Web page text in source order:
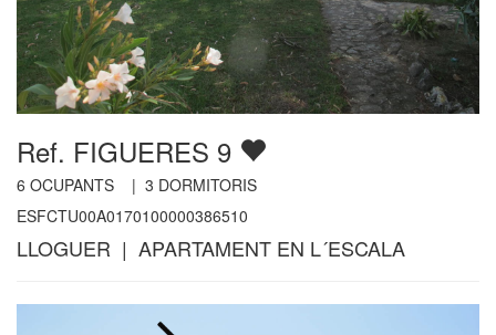
Ref. FIGUERES 9
6 OCUPANTS | 3 DORMITORIS
ESFCTU00A0170100000386510
LLOGUER | APARTAMENT EN L´ESCALA